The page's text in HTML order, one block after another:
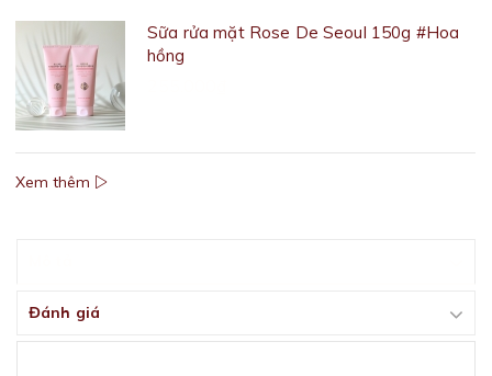
Sữa rửa mặt Rose De Seoul 150g #Hoa
hồng
Xem thêm
Đánh giá